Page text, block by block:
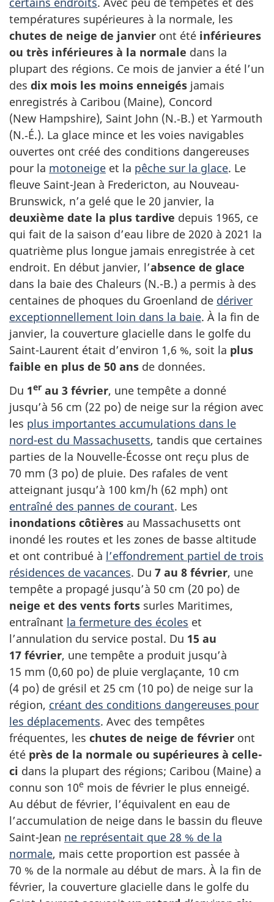
températures supérieures à la normale, les
chutes de neige de janvier ont été inférieures
ou très inférieures à la normale dans la
plupart des régions. Ce mois de janvier a été l’un
des dix mois les moins enneigés jamais
enregistrés à Caribou (Maine), Concord
(New Hampshire), Saint John (N.‑B.) et Yarmouth
(N.‑É.). La glace mince et les voies navigables
ouvertes ont créé des conditions dangereuses
pour la motoneige et la pêche sur la glace. Le
fleuve Saint-Jean à Fredericton, au Nouveau-
Brunswick, n’a gelé que le 20 janvier, la
deuxième date la plus tardive depuis 1965, ce
qui fait de la saison d’eau libre de 2020 à 2021 la
quatrième plus longue jamais enregistrée à cet
endroit. En début janvier, l’absence de glace
dans la baie des Chaleurs (N.-B.) a permis à des
centaines de phoques du Groenland de dériver
exceptionnellement loin dans la baie. À la fin de
janvier, la couverture glacielle dans le golfe du
Saint-Laurent était d’environ 1,6 %, soit la plus
faible en plus de 50 ans de données.
Du 1er au 3 février, une tempête a donné
jusqu’à 56 cm (22 po) de neige sur la région avec
les plus importantes accumulations dans le
nord-est du Massachusetts, tandis que certaines
parties de la Nouvelle-Écosse ont reçu plus de
70 mm (3 po) de pluie. Des rafales de vent
atteignant jusqu’à 100 km/h (62 mph) ont
entraîné des pannes de courant. Les
inondations côtières au Massachusetts ont
inondé les routes et les zones de basse altitude
et ont contribué à l’effondrement partiel de trois
résidences de vacances. Du 7 au 8 février, une
tempête a propagé jusqu’à 50 cm (20 po) de
neige et des vents forts surles Maritimes,
entraînant la fermeture des écoles et
l’annulation du service postal. Du 15 au
17 février, une tempête a produit jusqu’à
15 mm (0,60 po) de pluie verglaçante, 10 cm
(4 po) de grésil et 25 cm (10 po) de neige sur la
région, créant des conditions dangereuses pour
les déplacements. Avec des tempêtes
fréquentes, les chutes de neige de février ont
été près de la normale ou supérieures à celle-
ci dans la plupart des régions; Caribou (Maine) a
connu son 10e mois de février le plus enneigé.
Au début de février, l’équivalent en eau de
l’accumulation de neige dans le bassin du fleuve
Saint-Jean ne représentait que 28 % de la
normale, mais cette proportion est passée à
70 % de la normale au début de mars. À la fin de
février, la couverture glacielle dans le golfe du